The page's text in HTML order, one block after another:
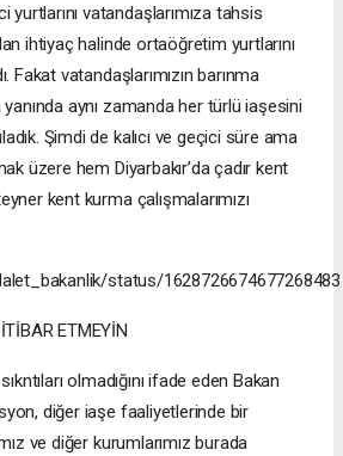
vatandaşlarımıza tahsis
ihtiyaç halinde ortaöğretim yurtlarını
Fakat vatandaşlarımızın barınma
yanında aynı zamanda her türlü iaşesini
Şimdi de kalıcı ve geçici süre ama
üzere hem Diyarbakır’da çadır kent
kent kurma çalışmalarımızı
status/1628726674677268483
ETMEYİN
olmadığını ifade eden Bakan
diğer iaşe faaliyetlerinde bir
ve diğer kurumlarımız burada